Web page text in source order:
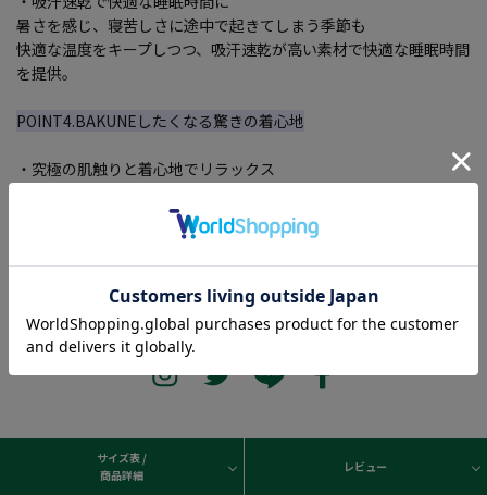
暑さを感じ、寝苦しさに途中で起きてしまう季節も
快適な温度をキープしつつ、吸汗速乾が高い素材で快適な睡眠時間
を提供。
POINT4.BAKUNEしたくなる驚きの着心地
・究極の肌触りと着心地でリラックス
ずっと着ていたくなるような心地よい肌触りです。
サイズ表 /
商品詳細
レビュー